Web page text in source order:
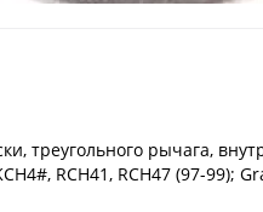
треугольного рычага,
RCH41, RCH47 (97-99);